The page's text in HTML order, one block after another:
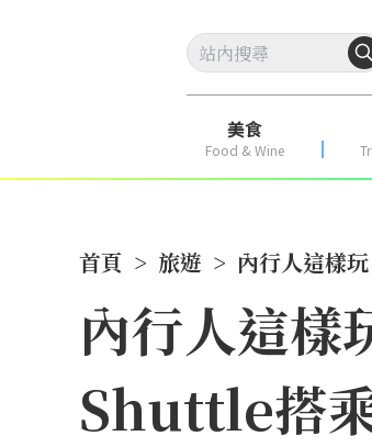
美食
Food & Wine
首頁 > 旅遊 > 內行人這樣
內行人這樣
Shuttle搭